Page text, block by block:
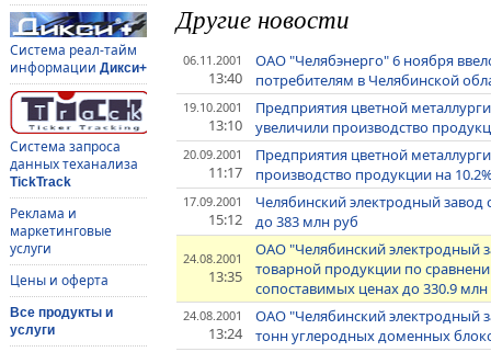
Система реал-тайм
информации Дикси+
Система запроса
данных теханализа
TickTrack
Реклама и
маркетинговые
услуги
Цены и оферта
Все продукты и
услуги
Другие новости
06.11.2001
13:40
ОАО "Челябэнерго" 6 ноября
потребителям в Челябинской
19.10.2001
13:10
Предприятия цветной
увеличили производство
20.09.2001
11:17
Предприятия цветной
производство продукции на
17.09.2001
15:12
Челябинский электродный завод
до 383 млн руб
24.08.2001
13:35
ОАО "Челябинский электродный
товарной продукции по
сопоставимых ценах до 330.9
24.08.2001
13:24
ОАО "Челябинский электродный
тонн углеродных доменных